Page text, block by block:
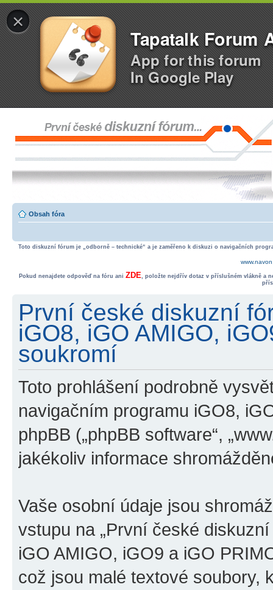
×
Tapatalk Forum
App for this forum
In Google Play
Obsah fóra
Toto diskuzní fórum je „odborně – technické“ a je zaměřeno k diskuzi o navigačních
Pokud nenajdete odpověď na fóru ani ZDE, položte nejdřív dotaz v příslušném vlákně a
První české diskuzní
iGO8, iGO AMIGO,
soukromí
Toto prohlášení podrobně
navigačním programu iGO8,
phpBB („phpBB software“,
jakékoliv informace
Vaše osobní údaje jsou
vstupu na „První české
iGO AMIGO, iGO9 a iGO
což jsou malé textové soubory,